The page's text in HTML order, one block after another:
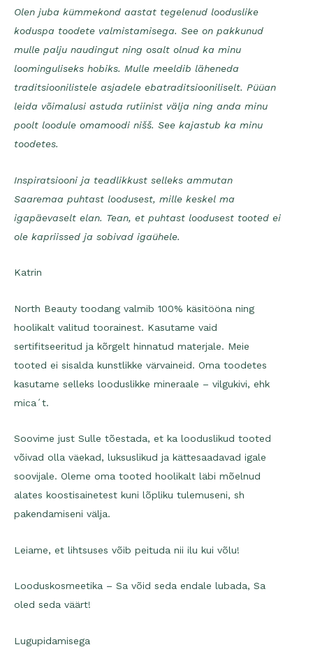
Olen juba kümmekond aastat tegelenud looduslike
koduspa toodete valmistamisega. See on pakkunud
mulle palju naudingut ning osalt olnud ka minu
loominguliseks hobiks. Mulle meeldib läheneda
traditsioonilistele asjadele ebatraditsiooniliselt. Püüan
leida võimalusi astuda rutiinist välja ning anda minu
poolt loodule omamoodi nišš. See kajastub ka minu
toodetes.
Inspiratsiooni ja teadlikkust selleks ammutan
Saaremaa puhtast loodusest, mille keskel ma
igapäevaselt elan. Tean, et puhtast loodusest tooted ei
ole kapriissed ja sobivad igaühele.
Katrin
North Beauty toodang valmib 100% käsitööna ning
hoolikalt valitud toorainest. Kasutame vaid
sertifitseeritud ja kõrgelt hinnatud materjale. Meie
tooted ei sisalda kunstlikke värvaineid. Oma toodetes
kasutame selleks looduslikke mineraale – vilgukivi, ehk
mica´t.
Soovime just Sulle tõestada, et ka looduslikud tooted
võivad olla väekad, luksuslikud ja kättesaadavad igale
soovijale. Oleme oma tooted hoolikalt läbi mõelnud
alates koostisainetest kuni lõpliku tulemuseni, sh
pakendamiseni välja.
Leiame, et lihtsuses võib peituda nii ilu kui võlu!
Looduskosmeetika – Sa võid seda endale lubada, Sa
oled seda väärt!
Lugupidamisega